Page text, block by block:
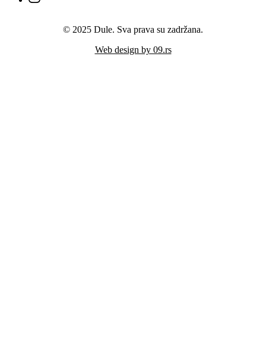
© 2025 Dule. Sva prava su zadržana.
Web design by 09.rs